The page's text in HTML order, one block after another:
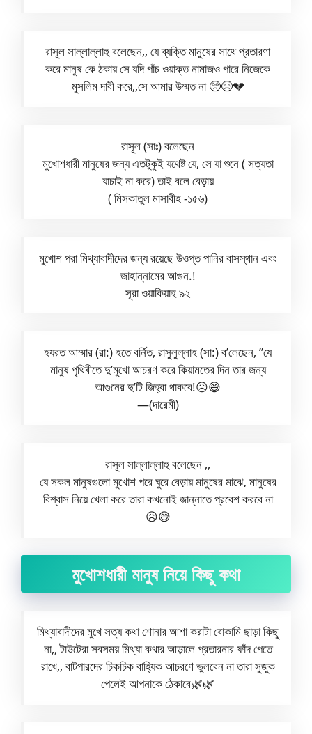
রাসূল সাল্লাল্লাহু বলেছেন,, যে ব্যক্তি মানুষের সাথে প্রতারণা
করে মানুষ কে ঠকায় সে যদি পাঁচ ওয়াক্ত নামাজও পারে নিজেকে
মুসলিম দাবী করে,,সে আমার উম্মত না 🥺😥💔
রাসূল (সাঃ) বলেছেন
মুখোশধারী মানুষের জন্য এতটুকুই যথেষ্ট যে, সে যা শুনে ( সত্যতা
যাচাই না করে) তাই বলে বেড়ায়
( মিসকাতুল মাসাবীহ -১৫৬)
মুখোশ পরা মিথ্যাবাদীদের জন্য রয়েছে উওপ্ত পানির বাসস্থান এবং
জাহান্নামের আগুন.!
সূরা ওয়াকিয়াহ ৯২
হযরত আম্মার (রা:) হতে বর্নিত, রাসুলুল্লাহ (সা:) ব’লেছেন, ”যে
মানুষ পৃথিবীতে দু’মুখো আচরণ করে কিয়ামতের দিন তার জন্য
আগুনের দু’টি জিহ্বা থাকবে!😥😅
—(দারেমী)
রাসূল সাল্লাল্লাহু বলেছেন ,,
যে সকল মানুষগুলো মুখোশ পরে ঘুরে বেড়ায় মানুষের মাঝে, মানুষের
বিশ্বাস নিয়ে খেলা করে তারা কখনোই জান্নাতে প্রবেশ করবে না
😥😅
মুখোশধারী মানুষ নিয়ে কিছু কথা
মিথ্যাবাদীদের মুখে সত্য কথা শোনার আশা করাটা বোকামি ছাড়া কিছু
না,, টাউটেরা সবসময় মিথ্যা কথার আড়ালে প্রতারনার ফাঁদ পেতে
রাখে,, বাটপারদের চিকচিক বাহ্যিক আচরণে ভুলবেন না তারা সুজুক
পেলেই আপনাকে ঠেকাবে🌿🌿